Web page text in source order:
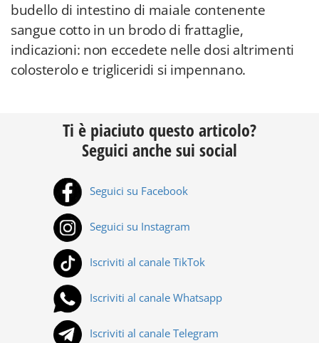
budello di intestino di maiale contenente
sangue cotto in un brodo di frattaglie,
indicazioni: non eccedete nelle dosi altrimenti
colosterolo e trigliceridi si impennano.
Ti è piaciuto questo articolo?
Seguici anche sui social
Seguici su Facebook
Seguici su Instagram
Iscriviti al canale TikTok
Iscriviti al canale Whatsapp
Iscriviti al canale Telegram